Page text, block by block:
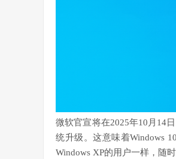
微软官宣将在2025年10月14
统升级。这意味着Windows
Windows XP的用户一样，随